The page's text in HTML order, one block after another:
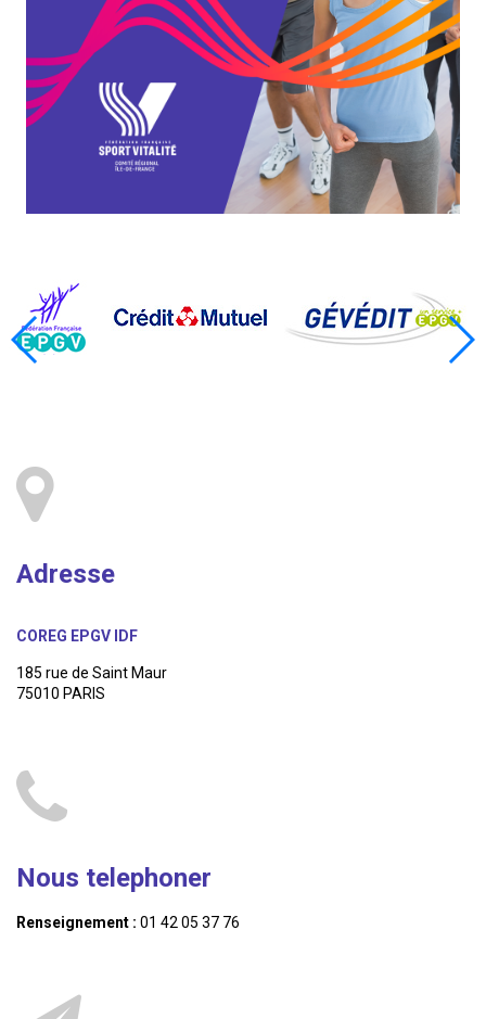
Adresse
COREG EPGV IDF
185 rue de Saint Maur
75010 PARIS
Nous telephoner
Renseignement : 01 42 05 37 76